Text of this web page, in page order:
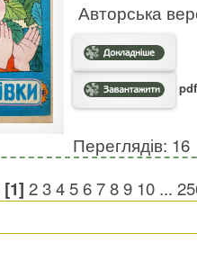
Авторська
Переглядів: 16
[1] 23456789 10 ...